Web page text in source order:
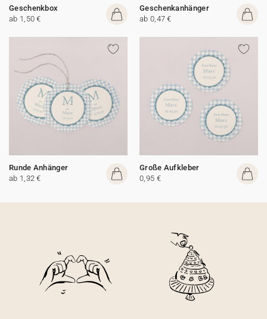
Geschenkbox
ab 1,50 €
Geschenkanhänger
ab 0,47 €
Runde Anhänger
ab 1,32 €
Große Aufkleber
0,95 €